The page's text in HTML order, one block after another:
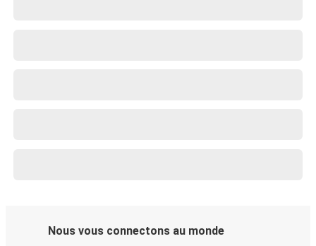
Nous vous connectons au monde